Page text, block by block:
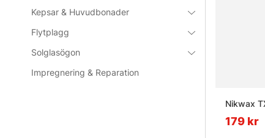
Kepsar & Huvudbonader
Flytplagg
Solglasögon
Impregnering & Reparation
Nikwax
179 kr